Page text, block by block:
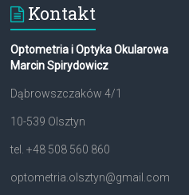
Kontakt
Optometria i Optyka Okularowa
Marcin Spirydowicz
Dąbrowszczaków 4/1
10-539 Olsztyn
tel. +48 508 560 860
optometria.olsztyn@gmail.com